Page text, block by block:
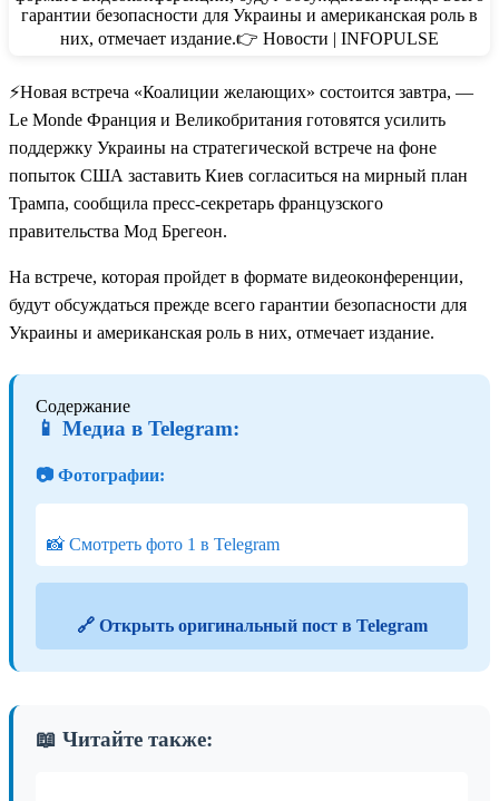
⚡️Новая встреча «Коалиции желающих» состоится завтра, —
Le Monde Франция и Великобритания готовятся усилить
поддержку Украины на стратегической встрече на фоне
попыток США заставить Киев согласиться на мирный план
Трампа, сообщила пресс-секретарь французского
правительства Мод Брегеон.
На встрече, которая пройдет в формате видеоконференции,
будут обсуждаться прежде всего гарантии безопасности для
Украины и американская роль в них, отмечает издание.
Содержание
📱 Медиа в Telegram:
📷 Фотографии:
📸 Смотреть фото 1 в Telegram
🔗 Открыть оригинальный пост в Telegram
📖 Читайте также: